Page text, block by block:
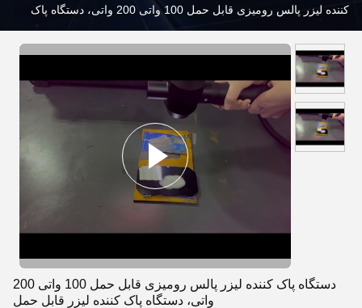
کننده لیزر پالس رومیزی قابل حمل 100 واتی 200 واتی، دستگاه پاک
دستگاه پاک کننده لیزر پالس رومیزی قابل حمل 100 واتی 200
واتی، دستگاه پاک کننده لیزر قابل حمل